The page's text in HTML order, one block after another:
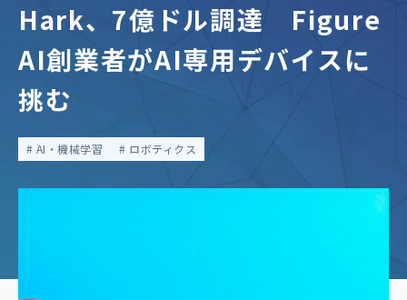
Hark、7億ドル調達 Figure
AI創業者がAI専用デバイスに
挑む
AI・機械学習 ロボティクス